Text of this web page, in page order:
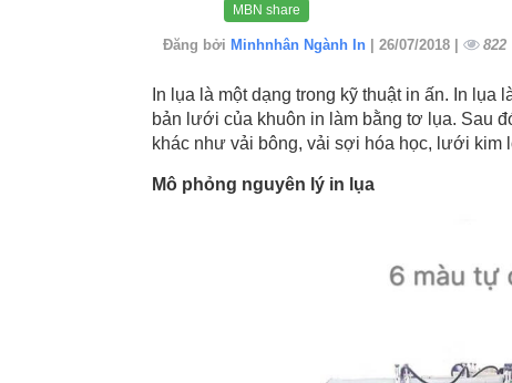
MBN share
Đăng bởi Minhnhân Ngành In | 26/07/2018 | 822
In lụa là một dạng trong kỹ thuật in ấn. In
bản lưới của khuôn in làm bằng tơ lụa. Sau
khác như vải bông, vải sợi hóa học, lưới
Mô phỏng nguyên lý in lụa